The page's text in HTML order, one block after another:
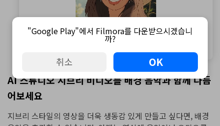
AI 스튜디오 지브리 비디오를 배경 음악과 함께 다듬
어보세요
지브리 스타일의 영상을 더욱 생동감 있게 만들고 싶다면, 배경
"Google Play"에서 Filmora를 다운받으시겠습니
까?
취소 OK